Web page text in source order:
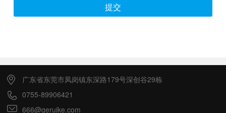
提交
广东省东莞市凤岗镇东深路179号深创谷29栋
0755-89906421
666@geruike.com